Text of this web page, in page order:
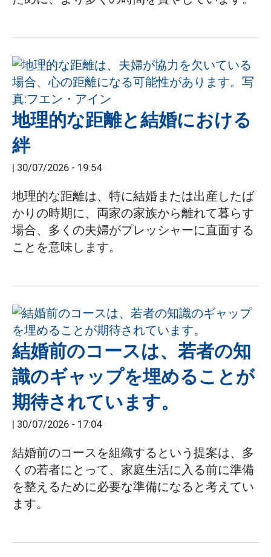
地理的な距離と結婚における
絆
| 30/07/2026 - 19:54
地理的な距離は、特に結婚または出産したば
かりの時期に、両家の家族から離れて暮らす
場合、多くの夫婦がプレッシャーに直面する
ことを意味します。
結婚前のコースは、若者の知
識のギャップを埋めることが
期待されています。
| 30/07/2026 - 17:04
結婚前のコースを組織するという提案は、多
くの若者にとって、家庭生活に入る前に準備
を整えるために必要な準備になると考えてい
ます。